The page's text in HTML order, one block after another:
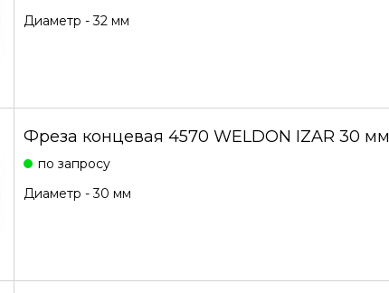
Диаметр - 32 мм
Фреза концевая 4570 WELDON IZAR 30 мм
по запросу
Диаметр - 30 мм